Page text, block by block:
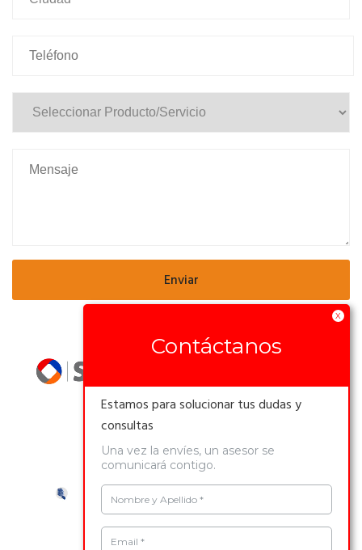
Reproductor
X
Contáctanos
Estamos para solucionar tus dudas y
consultas
Una vez la envíes, un asesor se
comunicará contigo.
Nombre y Apellido *
Email *